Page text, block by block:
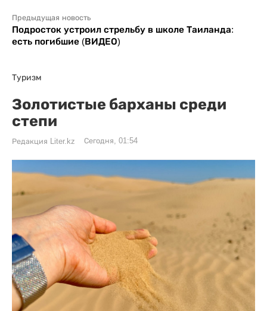
Предыдущая новость
Подросток устроил стрельбу в школе Таиланда:
есть погибшие (ВИДЕО)
Туризм
Золотистые барханы среди
степи
Редакция Liter.kz Сегодня, 01:54